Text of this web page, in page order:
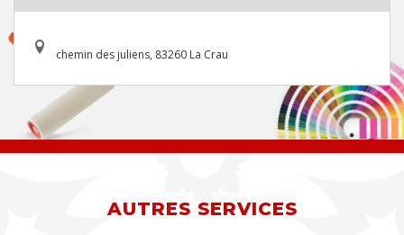
chemin des juliens, 83260 La Crau
AUTRES SERVICES